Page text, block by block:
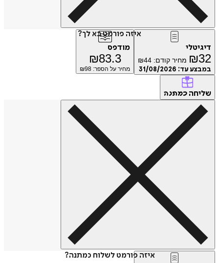
איזה פורמט בא לך?
דיגיטלי
₪32 מחיר קודם: ₪44
במבצע עד: 31/08/2026
מודפס
₪83.3
מחיר על הספר: ₪ 98
שליחה כמתנה
איזה פורמט לשלוח כמתנה?